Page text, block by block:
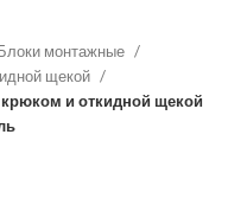
монтажные
щекой
и откидной щекой